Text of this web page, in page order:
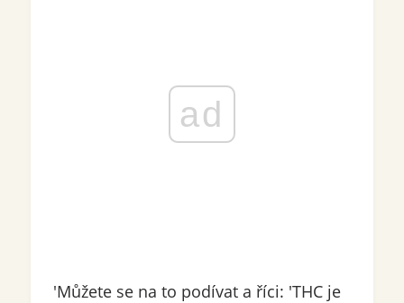
ad
'Můžete se na to podívat a říci: 'THC je